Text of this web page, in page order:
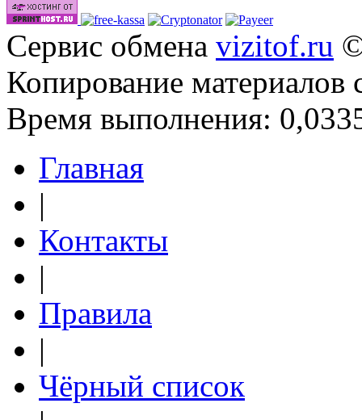
Сервис обмена vizitof.ru
Копирование материалов
Время выполнения:
Главная
|
Контакты
|
Правила
|
Чёрный список